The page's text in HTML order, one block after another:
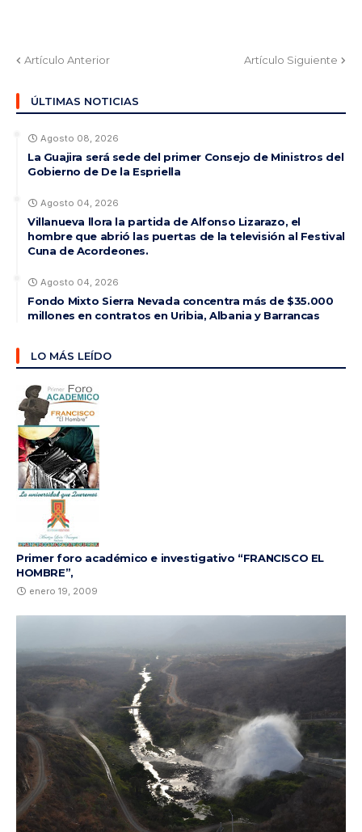
Artículo Anterior Artículo Siguiente
ÚLTIMAS NOTICIAS
Agosto 08, 2026
La Guajira será sede del primer Consejo de Ministros del
Gobierno de De la Espriella
Agosto 04, 2026
Villanueva llora la partida de Alfonso Lizarazo, el
hombre que abrió las puertas de la televisión al Festival
Cuna de Acordeones.
Agosto 04, 2026
Fondo Mixto Sierra Nevada concentra más de $35.000
millones en contratos en Uribia, Albania y Barrancas
LO MÁS LEÍDO
Primer foro académico e investigativo “FRANCISCO EL
HOMBRE”,
enero 19, 2009